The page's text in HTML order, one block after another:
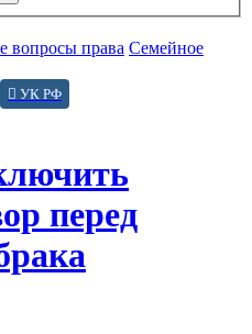
вопросы права Семейное
УК РФ
перед